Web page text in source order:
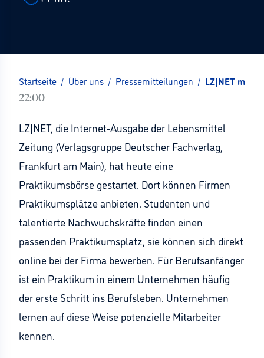
Startseite / Über uns / Pressemitteilungen / LZ|NET mit
22:00
LZ|NET, die Internet-Ausgabe der Lebensmittel
Zeitung (Verlagsgruppe Deutscher Fachverlag,
Frankfurt am Main), hat heute eine
Praktikumsbörse gestartet. Dort können Firmen
Praktikumsplätze anbieten. Studenten und
talentierte Nachwuchskräfte finden einen
passenden Praktikumsplatz, sie können sich direkt
online bei der Firma bewerben. Für Berufsanfänger
ist ein Praktikum in einem Unternehmen häufig
der erste Schritt ins Berufsleben. Unternehmen
lernen auf diese Weise potenzielle Mitarbeiter
kennen.